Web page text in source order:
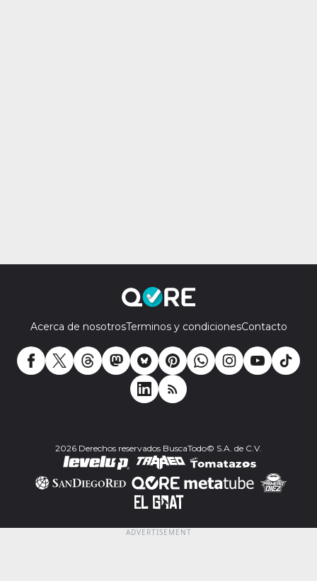
Acerca de nosotrosTerminos y condicionesContacto
2026 Derechos reservados BuscaTodo© S.A. de C.V.